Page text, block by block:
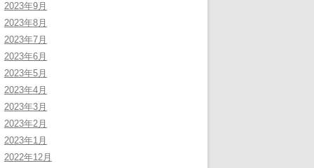
2023年9月
2023年8月
2023年7月
2023年6月
2023年5月
2023年4月
2023年3月
2023年2月
2023年1月
2022年12月